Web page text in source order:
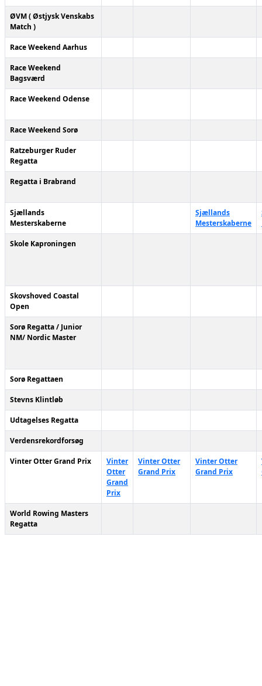
ØVM ( Østjysk Venskabs
Match )
Race Weekend Aarhus
Race Weekend
Bagsværd
Race Weekend Odense
Race Weekend Sorø
Ratzeburger Ruder
Regatta
Regatta i Brabrand
Sjællands
Mesterskaberne
Sjællands
Mesterskaberne
Skole Kaproningen
Skovshoved Coastal
Open
Sorø Regatta / Junior
NM/ Nordic Master
Sorø Regattaen
Stevns Klintløb
Udtagelses Regatta
Verdensrekordforsøg
Vinter Otter Grand Prix
Vinter
Otter
Grand
Prix
Vinter Otter
Grand Prix
Vinter Otter
Grand Prix
World Rowing Masters
Regatta